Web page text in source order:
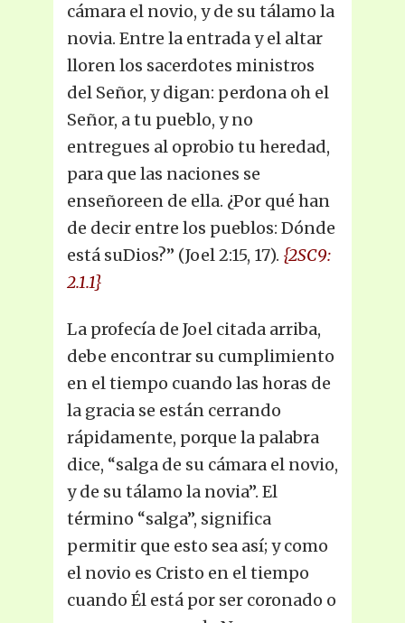
cámara el novio, y de su tálamo la
novia. Entre la entrada y el altar
lloren los sacerdotes ministros
del Señor, y digan: perdona oh el
Señor, a tu pueblo, y no
entregues al oprobio tu heredad,
para que las naciones se
enseñoreen de ella. ¿Por qué han
de decir entre los pueblos: Dónde
está suDios?” (Joel 2:15, 17). {2SC9:
2.1.1}
La profecía de Joel citada arriba,
debe encontrar su cumplimiento
en el tiempo cuando las horas de
la gracia se están cerrando
rápidamente, porque la palabra
dice, “salga de su cámara el novio,
y de su tálamo la novia”. El
término “salga”, significa
permitir que esto sea así; y como
el novio es Cristo en el tiempo
cuando Él está por ser coronado o